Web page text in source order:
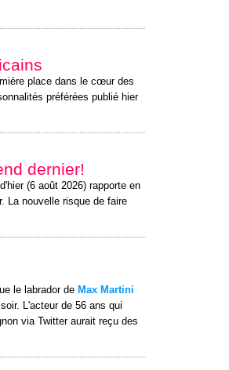
place dans le cœur des
préférées publié hier
dernier!
(6 août 2026) rapporte en
La nouvelle risque de faire
le labrador de Max Martini
L'acteur de 56 ans qui
via Twitter aurait reçu des